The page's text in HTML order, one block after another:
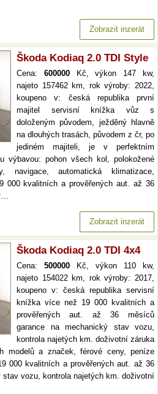
Zobrazit inzerát
Škoda Kodiaq 2.0 TDI Style
Cena: 600000Kč, výkon 147 kw,
najeto 157462 km, rok výroby: 2022,
koupeno v: česká republika první
majitel servisní knížka vůz s
doloženým původem, ježděný hlavně
na dlouhých trasách, původem z čr, po
jediném majiteli, je v perfektním
výbavou: pohon všech kol, polokožené
navigace, automatická klimatizace,
000 kvalitních a prověřených aut. až 36
Zobrazit inzerát
Škoda Kodiaq 2.0 TDI 4x4
Cena: 500000 Kč, výkon 110 kw,
najeto 154022 km, rok výroby: 2017,
koupeno v: česká republika servisní
knížka více než 19 000 kvalitních a
prověřených aut. až 36 měsíců
garance na mechanický stav vozu,
kontrola najetých km. doživotní záruka
modelů a značek, férové ceny, peníze
000 kvalitních a prověřených aut. až 36
vozu, kontrola najetých km. doživotní